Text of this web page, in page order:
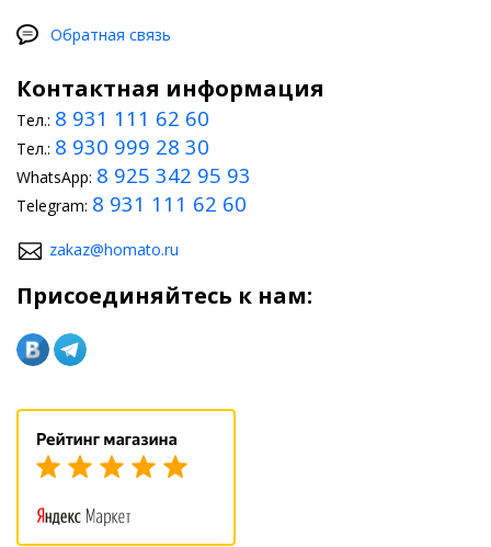
Обратная связь
Контактная информация
Тел.: 8 931 111 62 60
Тел.: 8 930 999 28 30
WhatsApp: 8 925 342 95 93
Telegram: 8 931 111 62 60
zakaz@homato.ru
Присоединяйтесь к нам: